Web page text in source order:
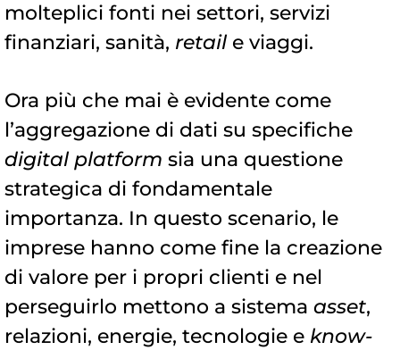
molteplici fonti nei settori, servizi
finanziari, sanità, retail e viaggi.
Ora più che mai è evidente come
l’aggregazione di dati su specifiche
digital platform sia una questione
strategica di fondamentale
importanza. In questo scenario, le
imprese hanno come fine la creazione
di valore per i propri clienti e nel
perseguirlo mettono a sistema asset,
relazioni, energie, tecnologie e know-